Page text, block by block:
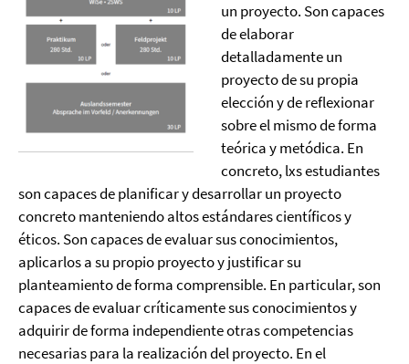
un proyecto. Son capaces
de elaborar
detalladamente un
proyecto de su propia
elección y de reflexionar
sobre el mismo de forma
teórica y metódica. En
concreto, lxs estudiantes
son capaces de planificar y desarrollar un proyecto
concreto manteniendo altos estándares científicos y
éticos. Son capaces de evaluar sus conocimientos,
aplicarlos a su propio proyecto y justificar su
planteamiento de forma comprensible. En particular, son
capaces de evaluar críticamente sus conocimientos y
adquirir de forma independiente otras competencias
necesarias para la realización del proyecto. En el